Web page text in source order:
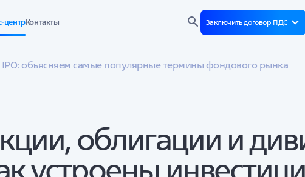
центрКонтакты Заключить договор ПДС
объясняем самые популярные термины фондового рынка
облигации и